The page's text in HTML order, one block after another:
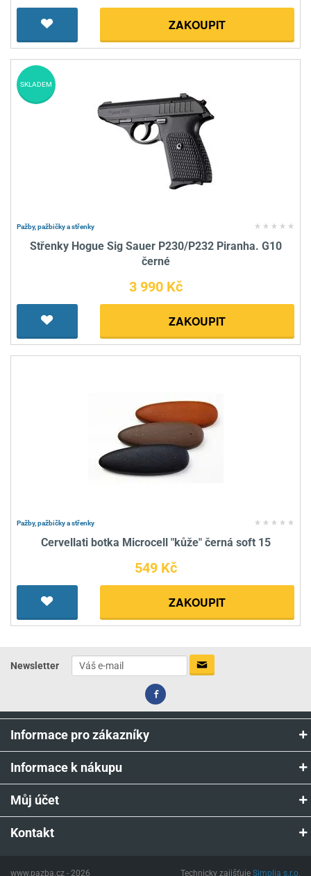
ZAKOUPIT
Pažby, pažbičky a střenky
Střenky Hogue Sig Sauer P230/P232 Piranha. G10
černé
3 990 Kč
ZAKOUPIT
SKLADEM
Pažby, pažbičky a střenky
Cervellati botka Microcell "kůže" černá soft 15
549 Kč
ZAKOUPIT
Newsletter
Informace pro zákazníky
Informace k nákupu
Můj účet
Kontakt
Technicky zajišťuje Simplia s.r.o.
www.pazba.cz - 2026